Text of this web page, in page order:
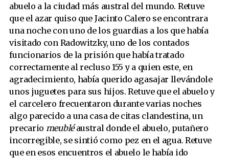
abuelo a la ciudad más austral del mundo. Retuve
que el azar quiso que Jacinto Calero se encontrara
una noche con uno de los guardias a los que había
visitado con Radowitzky, uno de los contados
funcionarios de la prisión que había tratado
correctamente al recluso 155 y a quien este, en
agradecimiento, había querido agasajar llevándole
unos juguetes para sus hijos. Retuve que el abuelo y
el carcelero frecuentaron durante varias noches
algo parecido a una casa de citas clandestina, un
precario meubléaustral donde el abuelo, putañero
incorregible, se sintió como pez en el agua. Retuve
que en esos encuentros el abuelo le había ido